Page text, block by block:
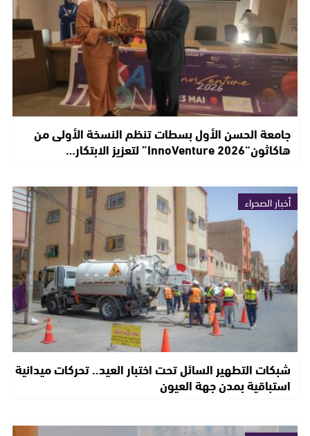
جامعة الحسن الأول بسطات تنظم النسخة الأولى من
هاكاثون“InnoVenture 2026” لتعزيز الابتكار…
أخبار الصحراء
شبكات التطهير السائل تحت اختبار العيد.. تحركات ميدانية
استباقية بمدن جهة العيون